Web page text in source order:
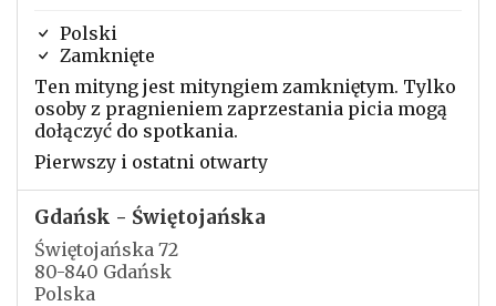
Polski
Zamknięte
Ten mityng jest mityngiem zamkniętym. Tylko
osoby z pragnieniem zaprzestania picia mogą
dołączyć do spotkania.
Pierwszy i ostatni otwarty
Gdańsk - Świętojańska
Świętojańska 72
80-840 Gdańsk
Polska